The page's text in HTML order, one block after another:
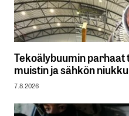
Tekoälybuumin
muistin ja sähkön
7.8.2026